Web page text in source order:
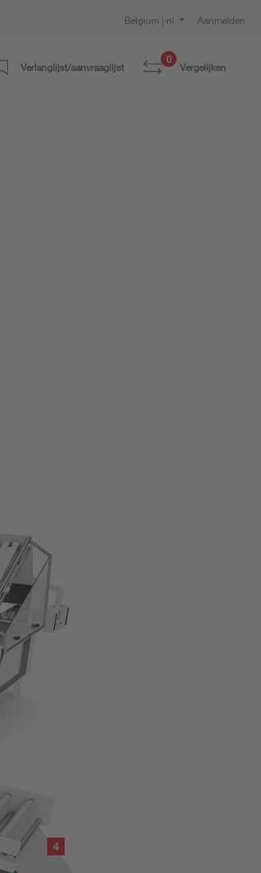
Belgium | nl Aanmelden
Verlanglijst/aanvraaglijst
0
Vergelijken